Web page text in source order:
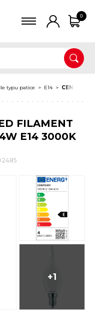
0
typu patice E14 CENTURY
FILAMENT
E14 3000K
+1